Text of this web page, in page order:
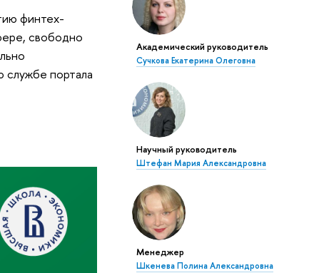
Академический руководитель
Сучкова Екатерина Олеговна
Научный руководитель
Штефан Мария Александровна
Менеджер
Шкенева Полина Александровна
финтех-
свободно
службе портала